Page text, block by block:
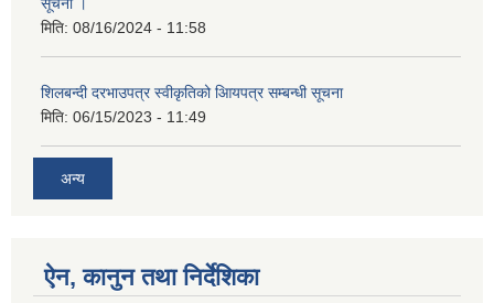
मिति: 08/16/2024 - 11:58
शिलबन्दी दरभाउपत्र स्वीकृतिको आियपत्र सम्बन्धी सूचना
मिति: 06/15/2023 - 11:49
अन्य
ऐन, कानुन तथा निर्देशिका